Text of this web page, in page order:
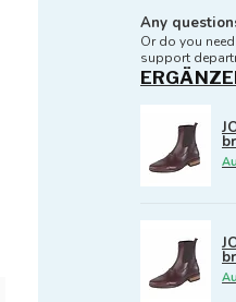
Any
Or do you
support